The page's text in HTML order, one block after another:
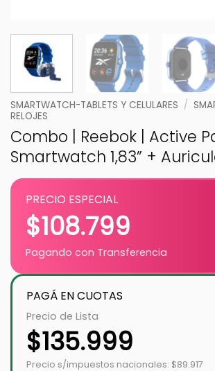
SMARTWATCH-TABLETS Y CELULARES /
RELOJES
Combo | Reebok | Active
Smartwatch 1,83” +
PRECIO ESPECIAL
$108.799
Pagando con Transferencia
PAGÁ EN CUOTAS
Precio de Lista
$135.999
Precio s/impuestos nacionales: $89.917